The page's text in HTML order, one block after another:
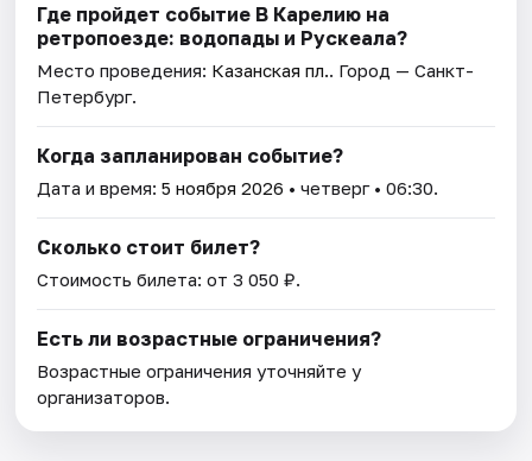
Где пройдет событие В Карелию на
ретропоезде: водопады и Рускеала?
Место проведения: Казанская пл.. Город — Санкт-
Петербург.
Когда запланирован событие?
Дата и время:5 ноября 2026 • четверг • 06:30.
Сколько стоит билет?
Стоимость билета: от 3 050 ₽.
Есть ли возрастные ограничения?
Возрастные ограничения уточняйте у
организаторов.